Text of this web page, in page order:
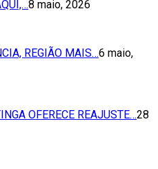
8 maio, 2026
REGIÃO MAIS…6 maio,
OFERECE REAJUSTE…28